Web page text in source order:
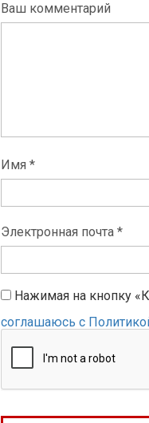
Ваш комментарий
Имя *
Электронная почта *
Нажимая на кнопку
соглашаюсь с